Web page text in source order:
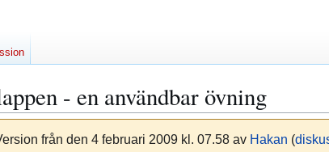
- en användbar övning
från den 4 februari 2009 kl. 07.58 av Hakan (